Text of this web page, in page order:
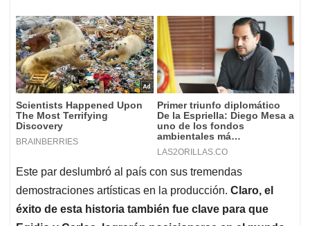
Este par deslumbró al país con sus tremendas
demostraciones artísticas en la producción. Claro, el
éxito de esta historia también fue clave para que